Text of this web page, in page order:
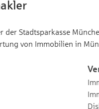
der Stadtsparkasse
von Immobilien in